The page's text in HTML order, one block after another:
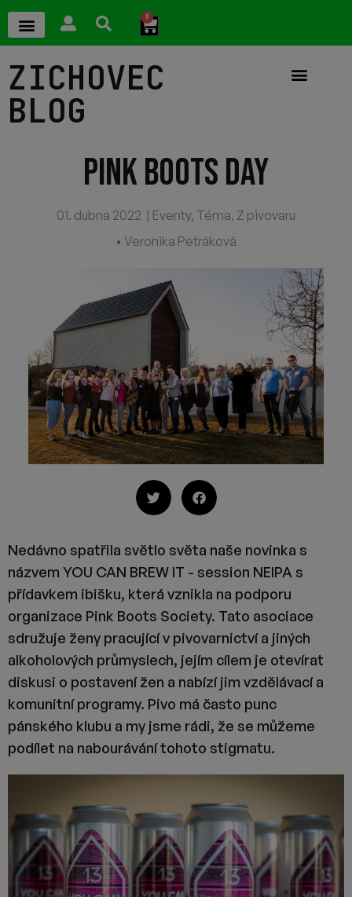
0
ZICHOVEC
BLOG
PINK BOOTS DAY
01. dubna 2022 | Eventy, Téma, Z pivovaru
• Veronika Petráková
Nedávno spatřila světlo světa naše novinka s
názvem YOU CAN BREW IT - session NEIPA s
přídavkem ibišku, která vznikla na podporu
organizace Pink Boots Society. Tato asociace
sdružuje ženy pracující v pivovarnictví a jiných
alkoholových průmyslech, jejím cílem je otevírat
diskusi o postavení žen a nabízí jim vzdělávací a
komunitní programy. Pivo má často punc
pánského klubu a my jsme rádi, že se můžeme
podílet na nabourávání tohoto stigmatu.